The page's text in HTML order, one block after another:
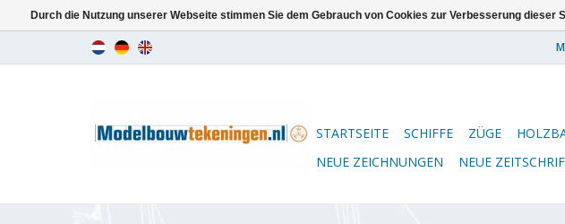
STARTSEITE SCHIFFE ZÜGE
NEUE ZEICHNUNGEN
NEUE
Durch die Nutzung unserer Webseite stimmen Sie dem Gebrauch von Cookies zur Verbesserung dieser